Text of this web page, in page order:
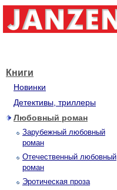
Книги
Новинки
Детективы, триллеры
Любовный роман
Зарубежный любовный
роман
Отечественный любовный
роман
Эротическая проза